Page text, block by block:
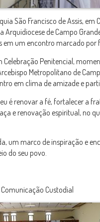
São Francisco de Assis,
Arquidiocese de Campo
em um encontro marcado por
Penitencial,
Metropolitano de
em clima de amizade e
é renovar a fé, fortalecer a
e renovação espiritual, no
um marco de inspiração e
do seu povo.
Custodial